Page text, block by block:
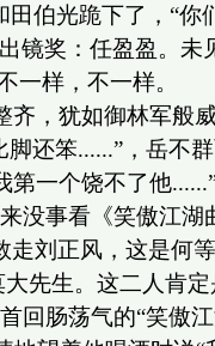
伯光跪下了，“你
奖：任盈盈。未
不一样，不一样
，犹如御林军般
还笨......”，岳不
一个饶不了他
没事看《笑傲江湖
刘正风，这是何
先生。这二人肯定
肠荡气的“笑傲江